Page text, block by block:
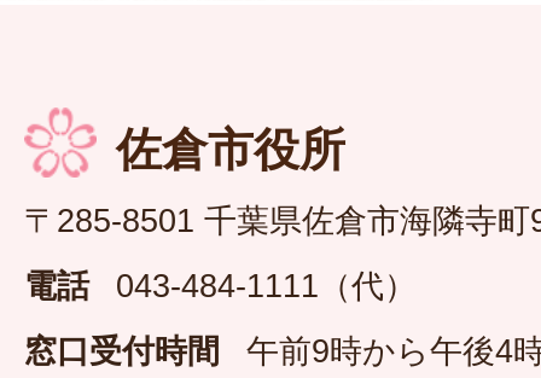
佐倉市役所
〒285-8501 千葉県佐倉市海隣寺町
電話
043-484-1111（代）
窓口受付時間
午前9時から午後4